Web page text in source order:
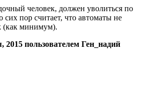
человек, должен уволиться по
сих пор считает, что автоматы не
(как минимум).
2015 пользователем Ген_надий